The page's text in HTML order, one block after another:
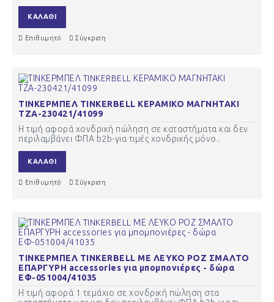
ΚΑΛΆΘΙ
Επιθυμητό Σύγκριση
ΤΙΝΚΕΡΜΠΕΛ TINKERBELL ΚΕΡΑΜΙΚΟ ΜΑΓΝΗΤΑΚΙ
ΤΖΑ-230421/41099
Η τιμή αφορά χονδρική πώληση σε καταστήματα και δεν
περιλαμβάνει ΦΠΑ b2b-για τιμές χονδρικής μόνο..
ΚΑΛΆΘΙ
Επιθυμητό Σύγκριση
ΤΙΝΚΕΡΜΠΕΛ TINKERBELL ΜΕ ΛΕΥΚΟ ΡΟΖ ΣΜΑΛΤΟ
ΕΠΑΡΓΥΡΗ accessories για μπομπονιέρες - δώρα
ΕΦ-051004/41035
Η τιμή αφορά 1 τεμάχιο σε χονδρική πώληση στα